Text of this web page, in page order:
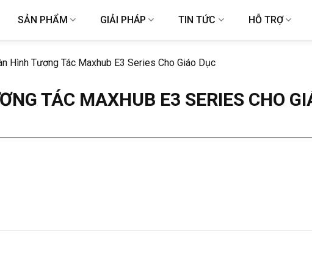
SẢN PHẨM GIẢI PHÁP TIN TỨC HỖ TRỢ
Hình Tương Tác Maxhub E3 Series Cho Giáo Dục
TÁC MAXHUB E3 SERIES CHO